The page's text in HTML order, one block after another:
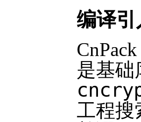
编译引
是基础
工程搜